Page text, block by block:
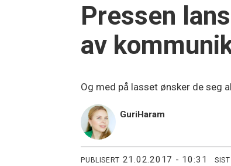
Pressen
av
Og med på lasset ønsker de seg
GuriHaram
PUBLISERT 21.02.2017 - 10:31